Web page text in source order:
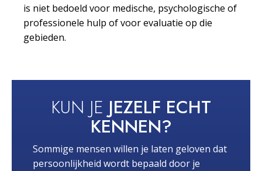
is niet bedoeld voor medische, psychologische of
professionele hulp of voor evaluatie op die
gebieden.
KUN JE JEZELF ECHT
KENNEN?
Sommige mensen willen je laten geloven dat
persoonlijkheid wordt bepaald door je